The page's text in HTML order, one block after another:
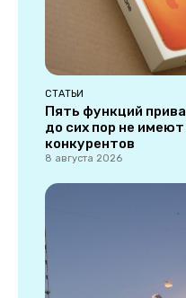
СТАТЬИ
Пять функций
до сих пор не
конкурентов
8 августа 2026